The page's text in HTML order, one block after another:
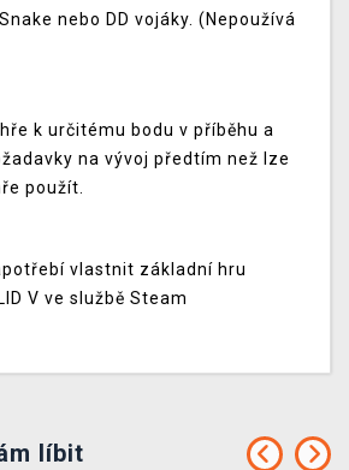
nebo DD vojáky. (Nepoužívá
k určitému bodu v příběhu a
na vývoj předtím než lze
použít.
vlastnit základní hru
V ve službě Steam
líbit